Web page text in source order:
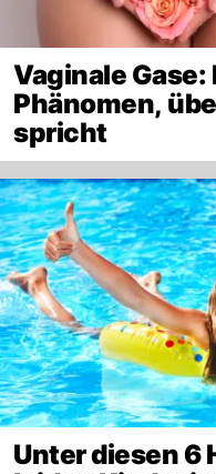
Vaginale Gase:
Phänomen,
spricht
Unter diesen 6